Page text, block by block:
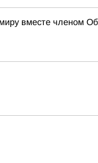
вместе членом